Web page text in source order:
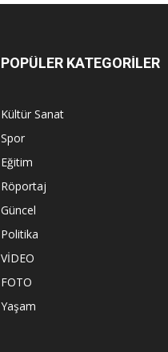
POPÜLER KATEGORİLER
Kültür Sanat
Spor
Eğitim
Röportaj
Güncel
Politika
VİDEO
FOTO
Yaşam